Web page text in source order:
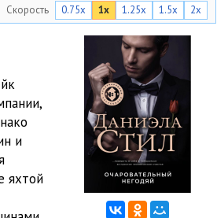
09:32
Скорость 0.75x 1x 1.25x 1.5x 2x
и
яхтой